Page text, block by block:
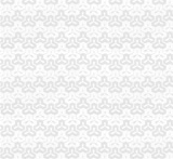
深圳专业代办一般纳税人
【一般纳税人公司注册
黄埔一般纳税人公司注
一般纳税人公司-广州58
一般纳税人公司一手资
【上海一般纳税人公司
注册一般纳税人公司代办